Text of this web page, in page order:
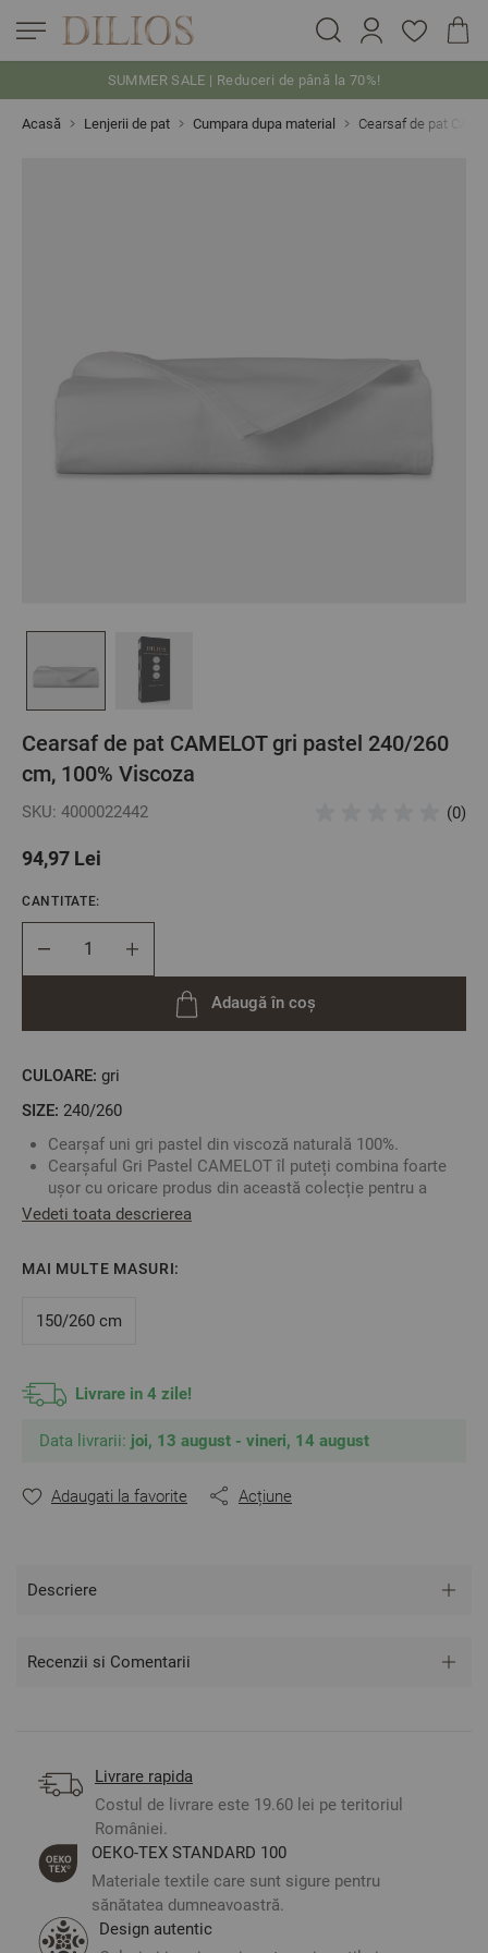
SUMMER SALE | Reduceri de până la 70%!
Acasă Lenjerii de pat Cumpara dupa material Cearsaf de pat
Cearsaf de pat CAMELOT gri pastel 240/260
cm, 100% Viscoza
SKU: 4000022442 (0)
94,97 Lei
CULOARE: gri
SIZE: 240/260
Cearșaf uni gri pastel din viscoză naturală 100%.
Cearșaful Gri Pastel CAMELOT îl puteți combina foarte
ușor cu oricare produs din această colecție pentru a
obține aspectul preferat al dormitorului dumneavoastră.
creează un maxim de confort în timpul somnului
noastă este fabricată din celuloză vegetală.
Fabricat în Bulgaria
Culoare:Gri Pastel
Mărime:240/260 cm
** Fotografiile sunt orientative. Poate varia ușor culoarea
Vedeti toata descrierea
MAI MULTE MASURI:
150/260 cm
Livrare in 4 zile!
Data livrarii: joi, 13 august - vineri, 14 august
CANTITATE:
Adaugă în coș
Adaugati la favorite Acțiune
Descriere
Recenzii si Comentarii
Livrare rapida
Costul de livrare este 19.60 lei pe teritoriul
României.
ОЕКО-ТЕX STANDARD 100
Materiale textile care sunt sigure pentru
sănătatea dumneavoastră.
Design autentic